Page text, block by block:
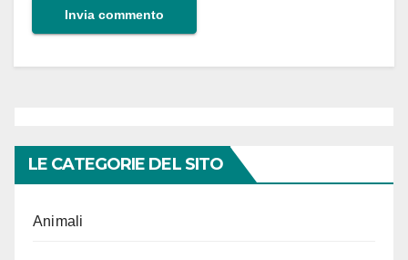
LE CATEGORIE DEL SITO
Animali